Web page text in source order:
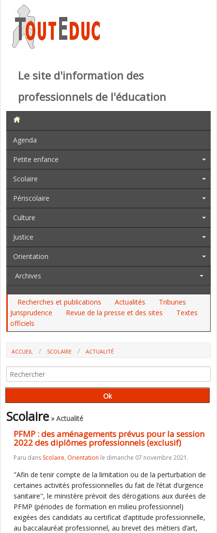
Le site d'information des
professionnels de l'éducation
Agenda
Petite enfance
Scolaire
Périscolaire
Culture
Justice
Orientation
Archives
Recherches et publications Actualités
Tribunes
Jurisprudence
Revue de la presse et des sites
Textes
officiels
ACCUEIL SCOLAIRE
ACTUALITÉ
DIPLÔMES PROFESSIONNELS (EXCLUSIF)
Scolaire» Actualité
PFMP : des aménagements prévus pour la session
2022 des diplômes professionnels (exclusif)
Paru dans Scolaire, Orientation le dimanche 07 novembre 2021.
"Afin de tenir compte de la limitation ou de la perturbation de
certaines activités professionnelles du fait de l’état d’urgence
sanitaire", le ministère prévoit des dérogations aux durées de
PFMP (périodes de formation en milieu professionnel)
exigées des candidats au certificat d’aptitude professionnelle,
au baccalauréat professionnel, au brevet des métiers d’art,